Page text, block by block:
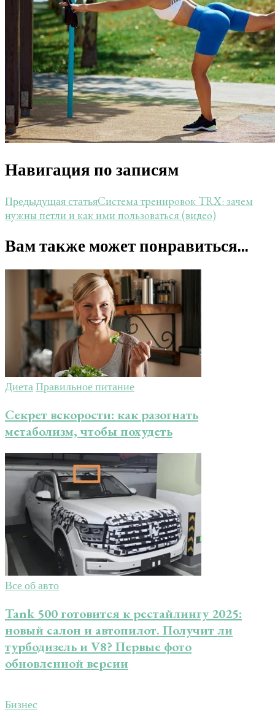
Навигация по записям
Предыдущая статьяСистема тренировок TRX: зачем
нужны петли и как ими пользоваться (видео)
Вам также может понравиться...
ДиетаПравильное питание
Секрет вскорости: как разогнать
метаболизм, чтобы похудеть
Все об авто
Tank 500 готовится к рестайлингу 2025:
новый салон и автопилот. Получит ли
турбодизель и V8? Первые фото
обновленной версии
Бизнес